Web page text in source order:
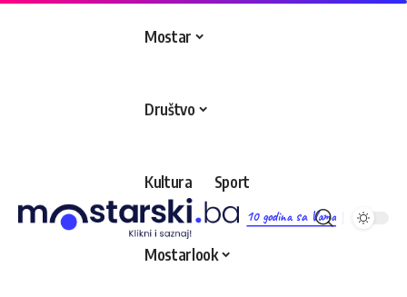
10 godina sa Vama
Mostar
Društvo
Kultura Sport
Mostarlook